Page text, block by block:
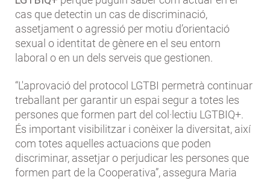
cas que detectin un cas de discriminació,
assetjament o agressió per motiu d’orientació
sexual o identitat de gènere en el seu entorn
laboral o en un dels serveis que gestionen.
“L'aprovació del protocol LGTBI permetrà continuar
treballant per garantir un espai segur a totes les
persones que formen part del col·lectiu LGTBIQ+.
És important visibilitzar i conèixer la diversitat, així
com totes aquelles actuacions que poden
discriminar, assetjar o perjudicar les persones que
formen part de la Cooperativa”, assegura Maria